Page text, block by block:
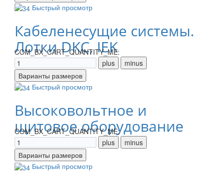
Быстрый просмотр
Кабеленесущие системы.
Лотки DKC, IEK
COM_BX_CART_QUANTITY_ME:
Быстрый просмотр
Высоковольтное и
щитовое оборудование
COM_BX_CART_QUANTITY_ME:
Быстрый просмотр